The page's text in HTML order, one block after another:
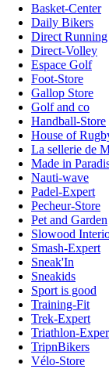
Basket-Center
Daily Bikers
Direct Running
Direct-Volley
Espace Golf
Foot-Store
Gallop Store
Golf and co
Handball-Store
House of
La sellerie de
Made in
Nauti-wave
Padel-Expert
Pecheur-Store
Pet and Garden
Slowood
Smash-Expert
Sneak'In
Sneakids
Sport is good
Training-Fit
Trek-Expert
Triathlon-
TripnBikers
Vélo-Store